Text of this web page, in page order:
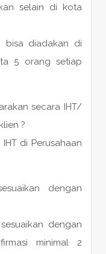
selain di kota
bisa diadakan di
5 orang setiap
secara IHT/
?
di Perusahaan
dengan
dengan
minimal 2